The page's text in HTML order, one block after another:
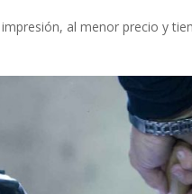
al menor precio y